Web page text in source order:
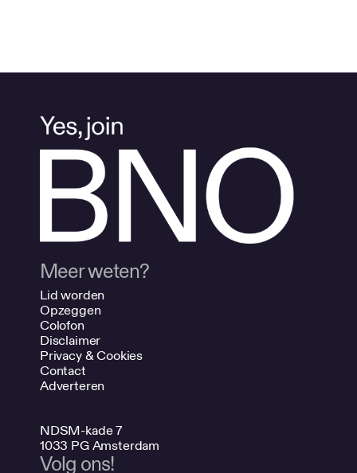
Meer weten?
Lid worden
Opzeggen
Colofon
Disclaimer
Privacy & Cookies
Contact
Adverteren
NDSM-kade 7
1033 PG Amsterdam
Volg ons!